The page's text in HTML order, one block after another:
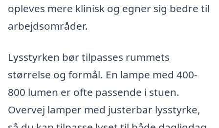
opleves mere klinisk og egner sig bedre til
arbejdsområder.
Lysstyrken bør tilpasses rummets
størrelse og formål. En lampe med 400-
800 lumen er ofte passende i stuen.
Overvej lamper med justerbar lysstyrke,